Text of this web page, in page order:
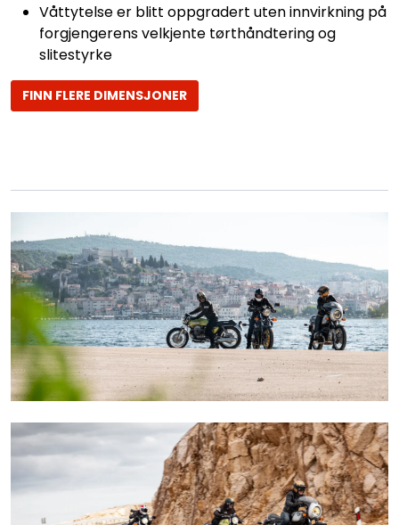
Våttytelse er blitt oppgradert uten innvirkning på
forgjengerens velkjente tørthåndtering og
slitestyrke
FINN FLERE DIMENSJONER